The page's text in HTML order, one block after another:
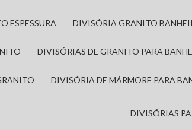
ESPESSURA DIVISÓRIA GRANITO
DIVISÓRIAS DE GRANITO PARA
DIVISÓRIA DE MÁRMORE PARA
DIVISÓRIAS